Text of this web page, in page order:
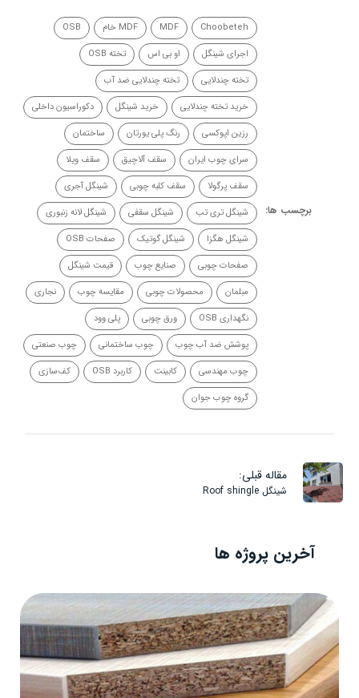
برچسب ها:
Choobeteh
MDF MDF خام
OSB
اجرای شینگل
او بی اس
تخته OSB
تخته چندلایی
تخته چندلایی ضد آب
خرید تخته چندلایی
خرید شینگل
دکوراسیون داخلی
رزین اپوکسی
رنگ پلی یورتان
ساختمان
سرای چوب ایران
سقف آلاچیق
سقف ویلا
سقف پرگولا
سقف کلبه چوبی
شینگل آجری
شینگل تری تب
شینگل سقفی
شینگل لانه زنبوری
شینگل هگزا
شینگل گوتیک
صفحات OSB
صفحات چوبی
صنایع چوب
قیمت شینگل
مبلمان
محصولات چوبی مقایسه چوب
نجاری
نگهداری OSB
ورق چوبی
پلی وود
پوشش ضد آب چوب
چوب ساختمانی
چوب صنعتی
چوب مهندسی
کابینت کاربرد OSB
کف‌سازی
گروه چوب جوان
مقاله قبلی:
شینگل Roof shingle
آخرین پروژه ها